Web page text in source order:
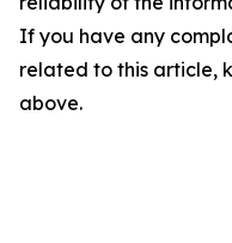
If you have any
related to this article,
above.